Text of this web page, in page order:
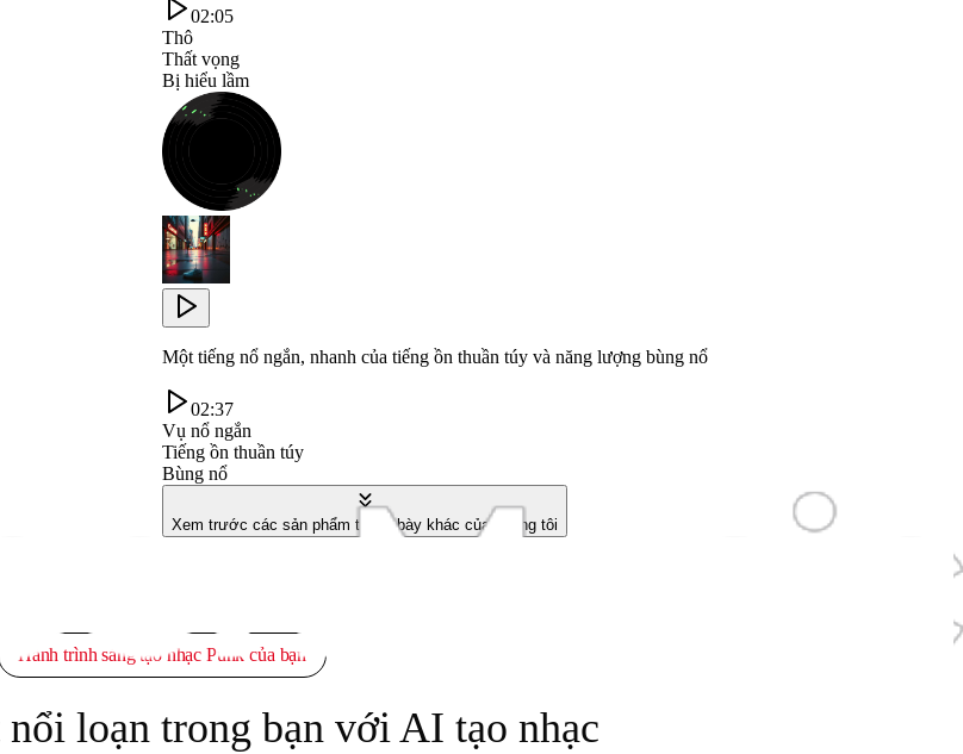
02:05
Thô
Thất vọng
Bị hiểu lầm
Một tiếng nổ ngắn, nhanh của tiếng ồn thuần túy và năng lượng bùng nổ
02:37
Vụ nổ ngắn
Tiếng ồn thuần túy
Bùng nổ
Xem trước các sản phẩm trưng bày khác của chúng tôi
Hành trình sáng tạo nhạc Punk của bạn
loạn trong bạn với AI tạo nhạc